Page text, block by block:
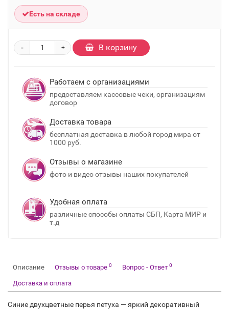
Есть на складе
+
- В корзину
Работаем с организациями
предоставляем кассовые чеки, организациям
договор
Доставка товара
бесплатная доставка в любой город мира от
1000 руб.
Отзывы о магазине
фото и видео отзывы наших покупателей
Удобная оплата
различные способы оплаты СБП, Карта МИР и
т.д
Описание Отзывы о товаре 0 Вопрос - Ответ 0
Доставка и оплата
Синие двухцветные перья петуха — яркий декоративный